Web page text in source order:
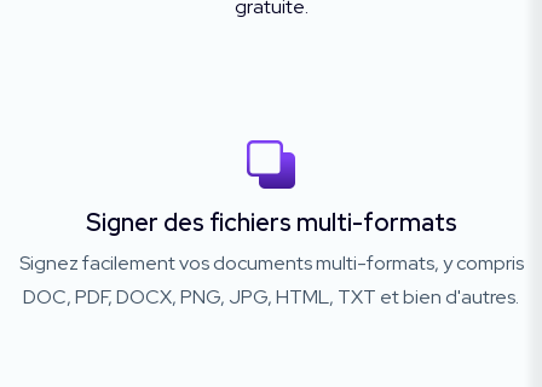
gratuite.
Signer des fichiers multi-formats
Signez facilement vos documents multi-formats, y compris
DOC, PDF, DOCX, PNG, JPG, HTML, TXT et bien d'autres.